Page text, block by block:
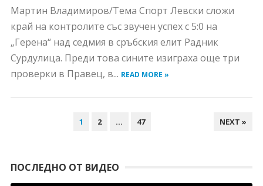
Мартин Владимиров/Тема Спорт Левски сложи
край на контролите със звучен успех с 5:0 на
„Герена“ над седмия в сръбския елит Радник
Сурдулица. Преди това сините изиграха още три
проверки в Правец, в... READ MORE »
1 2 … 47 NEXT »
ПОСЛЕДНО ОТ ВИДЕО